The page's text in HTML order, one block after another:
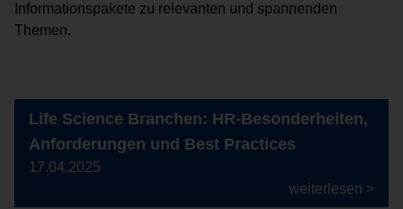
Informationspakete zu relevanten und spannenden
Themen.
Life Science Branchen: HR-Besonderheiten,
Anforderungen und Best Practices
17.04.2025
weiterlesen >